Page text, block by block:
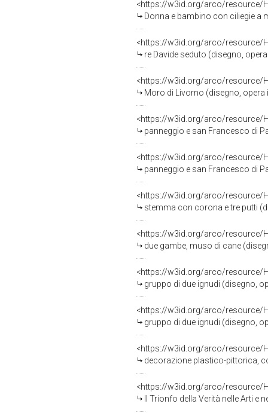
<https://w3id.org/arco/resource/
Donna e bambino con ciliegie a
<https://w3id.org/arco/resource/
re Davide seduto (disegno,
<https://w3id.org/arco/resource/
Moro di Livorno (disegno, opera
<https://w3id.org/arco/resource/
panneggio e san Francesco di
<https://w3id.org/arco/resource/
panneggio e san Francesco di Paola a mezza
<https://w3id.org/arco/resource/
stemma con corona e tre putti
<https://w3id.org/arco/resource/
due gambe, muso di cane
<https://w3id.org/arco/resource/
gruppo di due ignudi (disegno,
<https://w3id.org/arco/resource/
gruppo di due ignudi (disegno,
<https://w3id.org/arco/resource/
decorazione plastico-pittorica, complesso
<https://w3id.org/arco/resource/
Il Trionfo della Verità nelle Arti e nelle scienze